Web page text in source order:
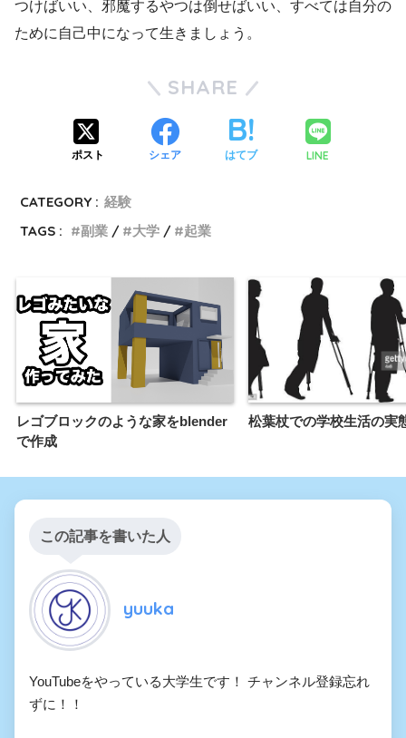
つけばいい、邪魔するやつは倒せばいい、すべては自分の
ために自己中になって生きましょう。
SHARE
ポスト シェア はてブ LINE
CATEGORY : 経験
TAGS :
副業 大学 起業
レゴブロックのような家をblender
で作成
松葉杖での学校生活の実
この記事を書いた人
yuuka
YouTubeをやっている大学生です！ チャンネル登録忘れ
ずに！！